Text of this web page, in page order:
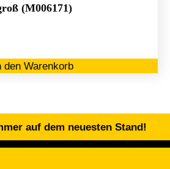
(M006171)
den Warenkorb
auf dem neuesten Stand!